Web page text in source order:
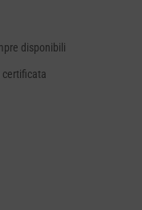
disponibili
certificata